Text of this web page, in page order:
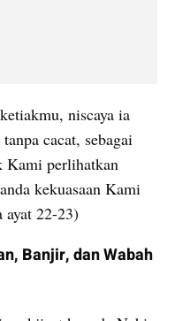
niscaya ia
cacat, sebagai
Kami perlihatkan
kekuasaan Kami
ayat 22-23)
Banjir, dan Wabah